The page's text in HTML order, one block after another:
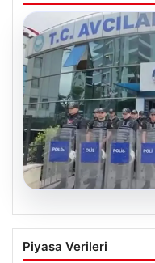
05.08.2026
Avcılar
şüpheli gözaltına
Piyasa Verileri